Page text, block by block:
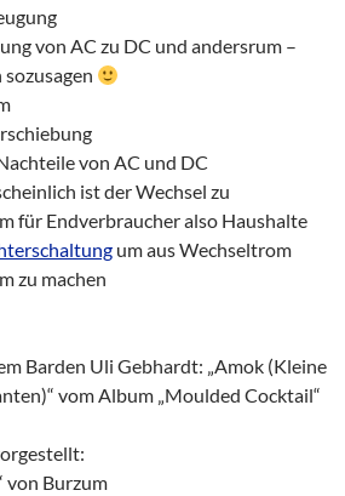
von AC zu DC und andersrum –
von AC und DC
ist der Wechsel zu
für Endverbraucher also Haushalte
um aus Wechseltrom
zu machen
Barden Uli Gebhardt: „Amok (Kleine
vom Album „Moulded Cocktail“
von Burzum